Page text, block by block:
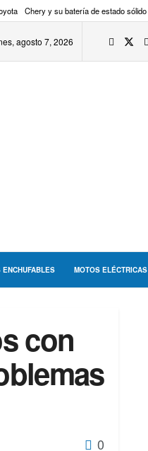
Chery y su batería de estado sólido
agosto 7, 2026
ENCHUFABLES MOTOS ELÉCTRICAS
con
0